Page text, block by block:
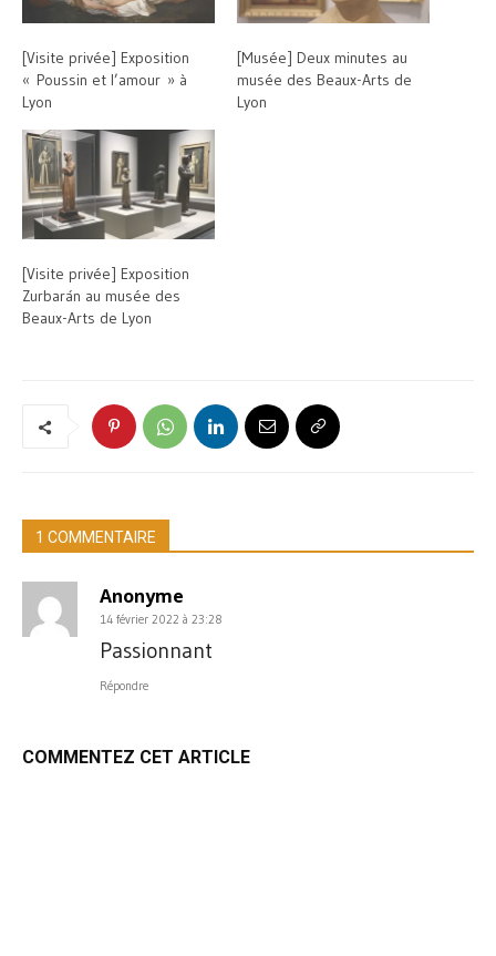
[Visite privée] Exposition
« Poussin et l’amour » à
Lyon
[Musée] Deux minutes au
musée des Beaux-Arts de
Lyon
[Visite privée] Exposition
Zurbarán au musée des
Beaux-Arts de Lyon
1 COMMENTAIRE
Anonyme
14 février 2022 à 23:28
Passionnant
Répondre
COMMENTEZ CET ARTICLE